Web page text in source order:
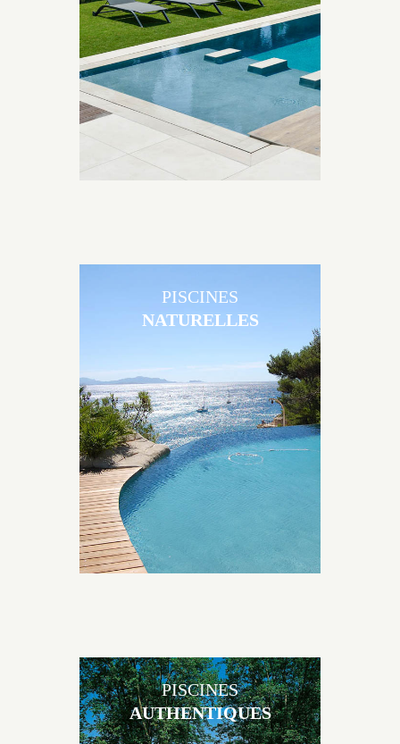
Brens sont uniques grâce au large choix de
matériaux et de revêtements et les nombreuses
options disponibles, miroir, couloir de nage, plage
immergée, débordement.
Les piscines en béton naturelles Jacques Brens sont
originales, elles s’intègrent parfaitement à leur
environnement grâce à un jeu de volume et de
matière sur-mesure conçu par notre bureau d’étude
spécialisé.
PISCINES
NATURELLES
PISCINES
AUTHENTIQUES